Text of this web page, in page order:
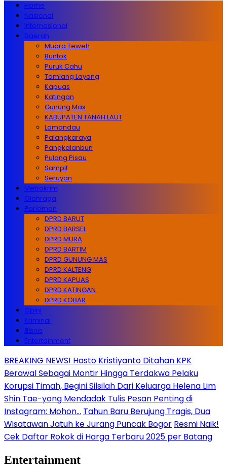
Home
Nasional
Internasional
Daerah
Muara Teweh
Buntok
Puruk Cahu
Tamiang Layang
Kapuas
Katingan
Gunung Mas
KABUPATEN TANAH LAUT
Lamandau
Palangkaraya
Pangkalanbun
Pulang Pisau
Sampit
Seruyan
Metrokrim
Olahraga
Parlemen
DPRD BARUT
DPRD BARSEL
DPRD MURA
DPRD BARTIM
DPRD GUNUNG MAS
DPRD KALTENG
DPRD KAPUAS
DPRD KATINGAN
DPRD KOBAR
Opini
Kriminal
Bisnis
Entertainment
BREAKING NEWS! Hasto Kristiyanto Ditahan KPK
Berawal Sebagai Montir Hingga Terdakwa Pelaku
Korupsi Timah, Begini Silsilah Dari Keluarga Helena Lim
Shin Tae-yong Mendadak Tulis Pesan Penting di
Instagram: Mohon… Tahun Baru Berujung Tragis, Dua
Wisatawan Jatuh ke Jurang Puncak Bogor Resmi Naik!
Cek Daftar Rokok di Harga Terbaru 2025 per Batang
Entertainment